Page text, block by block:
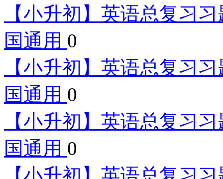
【小升初】英语总复习
国通用 0
【小升初】英语总复习
国通用 0
【小升初】英语总复习
国通用 0